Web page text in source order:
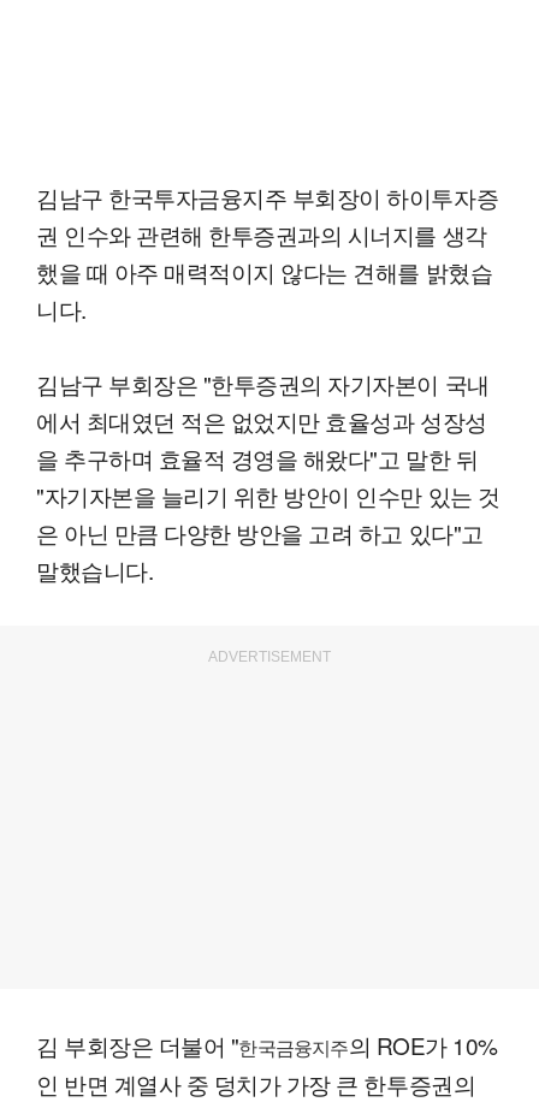
김남구 한국투자금융지주 부회장이 하이투자증
권 인수와 관련해 한투증권과의 시너지를 생각
했을 때 아주 매력적이지 않다는 견해를 밝혔습
니다.
김남구 부회장은 "한투증권의 자기자본이 국내
에서 최대였던 적은 없었지만 효율성과 성장성
을 추구하며 효율적 경영을 해왔다"고 말한 뒤
"자기자본을 늘리기 위한 방안이 인수만 있는 것
은 아닌 만큼 다양한 방안을 고려 하고 있다"고
말했습니다.
ADVERTISEMENT
김 부회장은 더불어 "한국금융지주의 ROE가 10%
인 반면 계열사 중 덩치가 가장 큰 한투증권의